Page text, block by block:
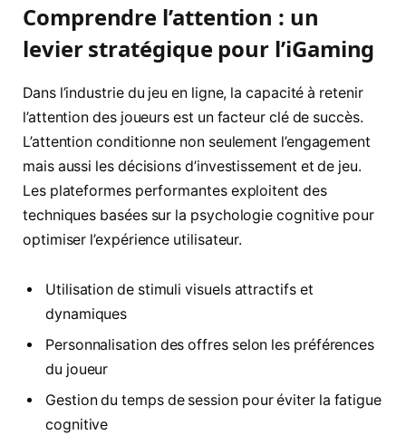
Comprendre l’attention : un
levier stratégique pour l’iGaming
Dans l’industrie du jeu en ligne, la capacité à retenir
l’attention des joueurs est un facteur clé de succès.
L’attention conditionne non seulement l’engagement
mais aussi les décisions d’investissement et de jeu.
Les plateformes performantes exploitent des
techniques basées sur la psychologie cognitive pour
optimiser l’expérience utilisateur.
Utilisation de stimuli visuels attractifs et
dynamiques
Personnalisation des offres selon les préférences
du joueur
Gestion du temps de session pour éviter la fatigue
cognitive